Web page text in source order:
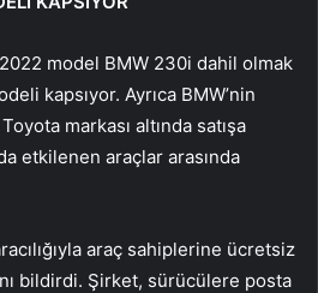
model BMW 230i dahil olmak
kapsıyor. Ayrıca BMW’nin
markası altında satışa
etkilenen araçlar arasında
araç sahiplerine ücretsiz
bildirdi. Şirket, sürücülere posta